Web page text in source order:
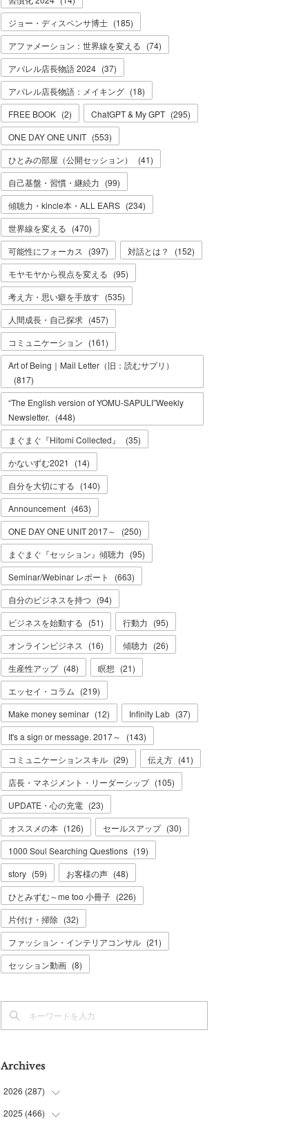
ジョー・ディスペンサ博士 (185)
アファメーション：世界線を変える (74)
アパレル店長物語 2024 (37)
アパレル店長物語：メイキング (18)
FREE BOOK (2) ChatGPT & My GPT (295)
ONE DAY ONE UNIT (553)
ひとみの部屋（公開セッション）
(41)
自己基盤・習慣・継続力 (99)
傾聴力・kincle本・ALL EARS (234)
世界線を変える (470)
可能性にフォーカス
(397) 対話とは？ (152)
モヤモヤから視点を変える (95)
考え方・思い癖を手放す (535)
人間成長・自己探求 (457)
コミュニケーション (161)
Art of Being｜Mail Letter（旧：読むサプリ）
(817)
“The English version of YOMU-SAPULI”Weekly
Newsletter. (448)
まぐまぐ『Hitomi Collected』
(35)
かないずむ2021
(14)
自分を大切にする (140)
Announcement (463)
ONE DAY ONE UNIT 2017～
(250)
まぐまぐ『セッション』傾聴力 (95)
Seminar/Webinar レポート
(663)
自分のビジネスを持つ (94)
ビジネスを始動する (51) 行動力 (95)
オンラインビジネス
(16) 傾聴力 (26)
生産性アップ (48) 瞑想 (21)
エッセイ・コラム (219)
Make money seminar (12) Infinity Lab (37)
It's a sign or message. 2017～
(143)
コミュニケーションスキル (29) 伝え方 (41)
店長・マネジメント・リーダーシップ (105)
UPDATE・心の充電 (23)
オススメの本 (126) セールスアップ (30)
1000 Soul Searching Questions (19)
story (59) お客様の声 (48)
ひとみずむ～me too 小冊子 (226)
片付け・掃除 (32)
ファッション・インテリアコンサル (21)
セッション動画 (8)
Archives
2026 (287)
(8)
2025 (466)